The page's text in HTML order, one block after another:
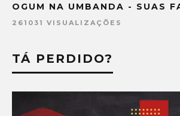
OGUM NA UMBANDA - SUAS
261031 VISUALIZAÇÕES
TÁ PERDIDO?